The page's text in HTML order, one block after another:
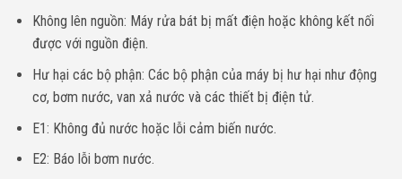
Không lên nguồn: Máy rửa bát bị mất điện hoặc không kết nối
được với nguồn điện.
Hư hại các bộ phận: Các bộ phận của máy bị hư hại như động
cơ, bơm nước, van xả nước và các thiết bị điện tử.
E1: Không đủ nước hoặc lỗi cảm biến nước.
E2: Báo lỗi bơm nước.